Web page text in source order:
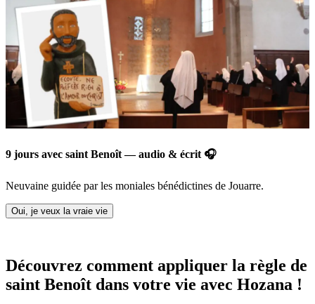
9 jours avec saint Benoît — audio & écrit 🎧
Neuvaine guidée par les moniales bénédictines de Jouarre.
Oui, je veux la vraie vie
Découvrez comment appliquer la règle de
saint Benoît dans votre vie avec Hozana !